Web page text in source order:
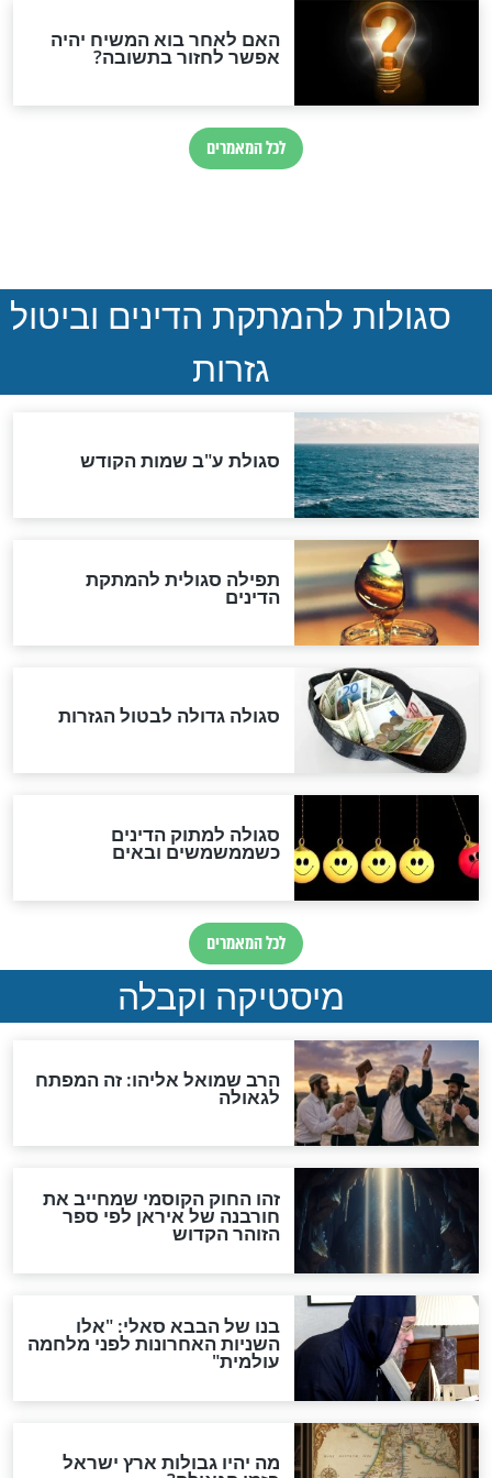
נהרגו בדרום לבנון
ההסכם החשאי של טראמפ
המסמך האבוד שנחשף
הנדיר של הרשב"ם התגלה
"מודה לקב"ה על כל השנים"
לכל המאמרים
אחרית הימים
האם אפשר לחשב את הקץ?
מה יהיה בימות המשיח?
"לפני הגאולה תהיה אפיקורסות
והכחשה גדולה מאוד של
האמונה"
האם לאחר בוא המשיח יהיה
אפשר לחזור בתשובה?
לכל המאמרים